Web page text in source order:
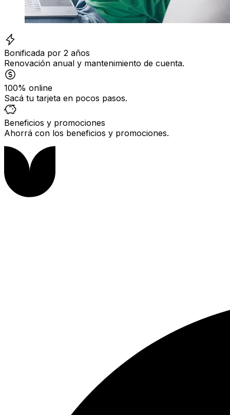
Bonificada por 2 años
Renovación anual y mantenimiento de cuenta.
100% online
Sacá tu tarjeta en pocos pasos.
Beneficios y promociones
Ahorrá con los beneficios y promociones.